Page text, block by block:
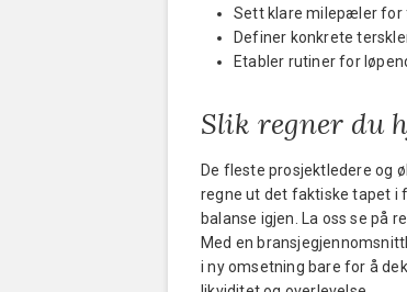
Sett klare milepæler for
Definer konkrete
Etabler rutiner for
Slik regner du
De fleste prosjektledere og
regne ut det faktiske tapet i
balanse igjen. La oss se på
Med en
i ny omsetning bare for å